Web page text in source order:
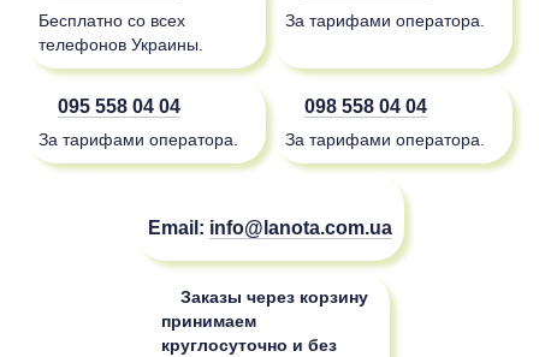
Бесплатно со всех
телефонов Украины.
За тарифами оператора.
095 558 04 04
За тарифами оператора.
098 558 04 04
За тарифами оператора.
Email: info@lanota.com.ua
Заказы через корзину
принимаем
круглосуточно и без